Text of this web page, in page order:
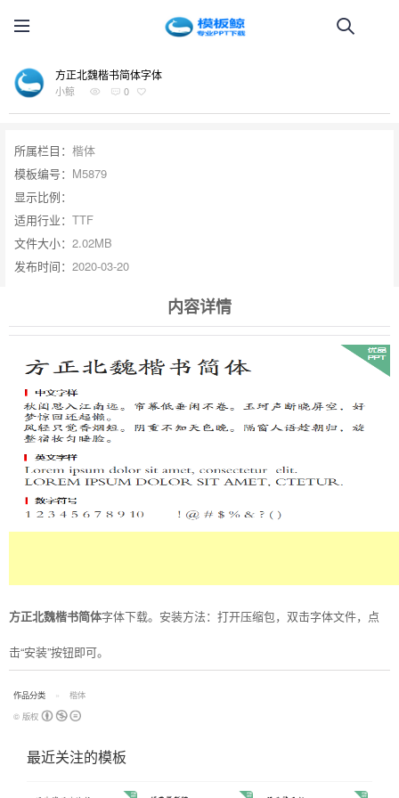
方正北魏楷书简体字体
小鲸 0
所属栏目： 楷体
模板编号： M5879
显示比例：
适用行业： TTF
文件大小： 2.02MB
发布时间： 2020-03-20
内容详情
方正北魏楷书简体字体下载。安装方法：打开压缩包，双击字体文件，点
击“安装”按钮即可。
作品分类
楷体
© 版权
最近关注的模板